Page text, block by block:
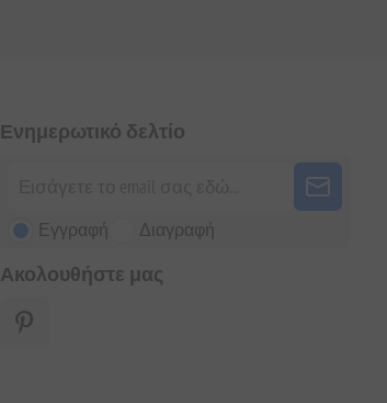
Ενημερωτικό δελτίο
Εγγραφή Διαγραφή
Ακολουθήστε μας